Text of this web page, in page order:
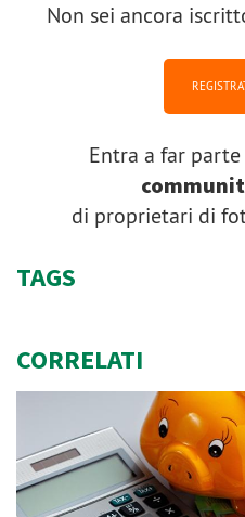
Non sei ancora
Entra a far
di proprietari di
TAGS
CORRELATI